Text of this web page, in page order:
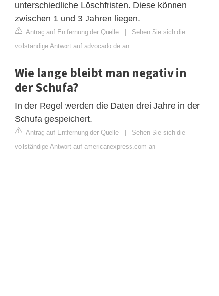
unterschiedliche Löschfristen. Diese können
zwischen 1 und 3 Jahren liegen.
Antrag auf Entfernung der Quelle
Sehen Sie sich die
vollständige Antwort auf advocado.de an
Wie lange bleibt man negativ in
der Schufa?
In der Regel werden die Daten drei Jahre in der
Schufa gespeichert.
Antrag auf Entfernung der Quelle
Sehen Sie sich die
vollständige Antwort auf americanexpress.com an